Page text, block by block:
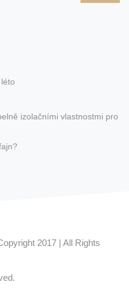
izolačními vlastnostmi pro
2017 | All Rights